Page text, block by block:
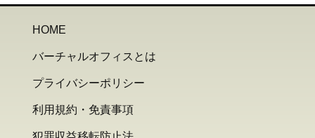
HOME
バーチャルオフィスとは
プライバシーポリシー
利用規約・免責事項